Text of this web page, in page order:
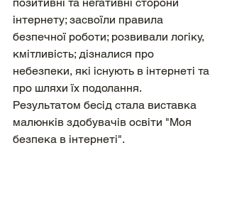
інтернету; засвоїли правила
безпечної роботи; розвивали логіку,
кмітливість; дізналися про
небезпеки, які існують в інтернеті та
про шляхи їх подолання.
Результатом бесід стала виставка
малюнків здобувачів освіти "Моя
безпека в інтернеті".